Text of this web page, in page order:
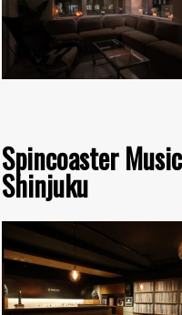
Spincoaster
Shinjuku